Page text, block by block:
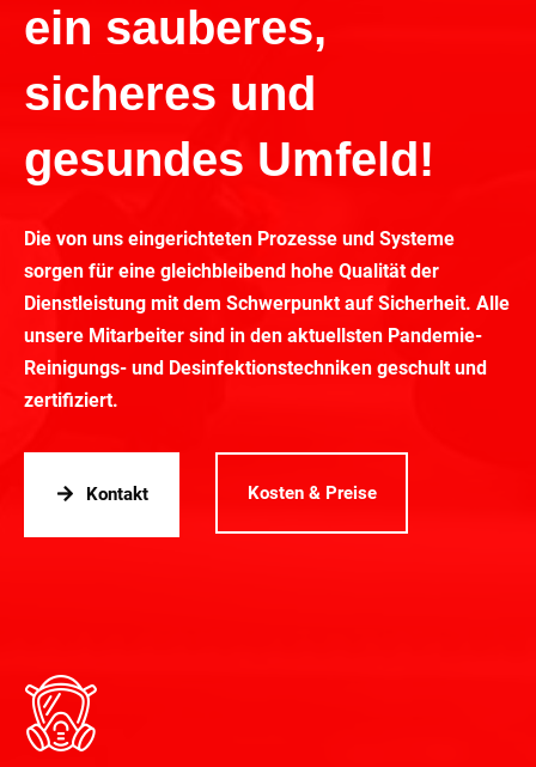
ein sauberes,
sicheres und
gesundes Umfeld!
Die von uns eingerichteten Prozesse und Systeme
sorgen für eine gleichbleibend hohe Qualität der
Dienstleistung mit dem Schwerpunkt auf Sicherheit. Alle
unsere Mitarbeiter sind in den aktuellsten Pandemie-
Reinigungs- und Desinfektionstechniken geschult und
zertifiziert.
Kontakt Kosten & Preise